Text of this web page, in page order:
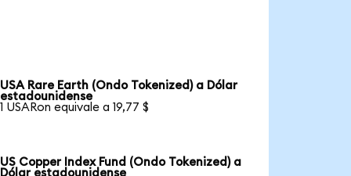
USA Rare Earth (Ondo Tokenized) a Dólar
estadounidense
1 USARon equivale a 19,77 $
US Copper Index Fund (Ondo Tokenized) a
Dólar estadounidense